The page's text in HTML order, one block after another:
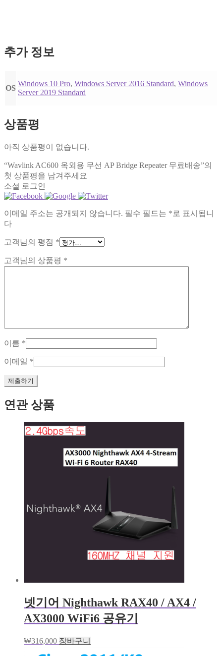
추가 정보
OS
Windows 10 Pro, Windows Server 2016 Standard, Windows
Server 2019 Standard
상품평
아직 상품평이 없습니다.
“Wavlink AC600 옥외용 무선 AP Bridge Repeater 무료배송”의
첫 상품평을 남겨주세요
소셜 로그인
이메일 주소는 공개되지 않습니다. 필수 필드는 * 로 표시됩니
다
고객님의 평점 *
고객님의 상품평 *
이름 *
이메일 *
연관 상품
넷기어 Nighthawk RAX40 / AX4 /
AX3000 WiFi6 공유기
₩316,000 장바구니